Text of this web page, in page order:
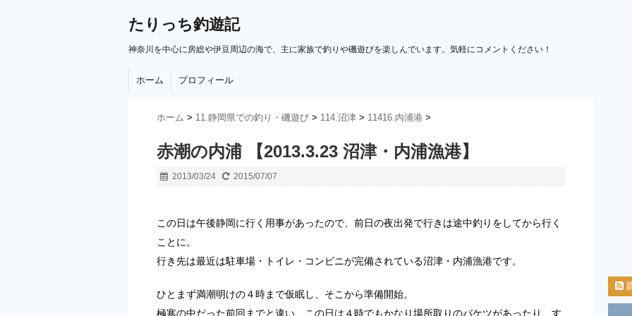
たりっち釣遊記
神奈川を中心に房総や伊豆周辺の海で、主に家族で釣りや磯遊びを楽しんでいます。気軽にコメントください！
ホーム プロフィール
ホーム > 11.静岡県での釣り・磯遊び > 114.沼津 > 11416.内浦港 >
赤潮の内浦 【2013.3.23 沼津・内浦漁港】
2013/03/24 2015/07/07
この日は午後静岡に行く用事があったので、前日の夜出発で行きは途中釣りをしてから行く
ことに。
行き先は最近は駐車場・トイレ・コンビニが完備されている沼津・内浦漁港です。
ひとまず満潮明けの４時まで仮眠し、そこから準備開始。
極寒の中だった前回までと違い、この日は４時でもかなり場所取りのバケツがあったり、す